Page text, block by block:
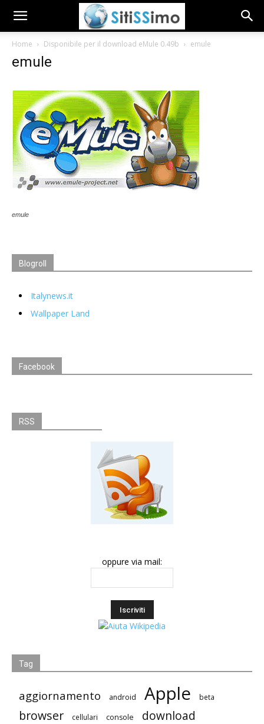
Home Disponibile per il download eMule 0.49b emule
emule
emule
Blogroll
Italynews.it
Wallpaper Land
Facebook
RSS
oppure via mail:
Tag
aggiornamento android Apple beta
browser cellulari console download